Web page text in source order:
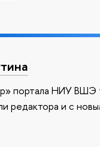
портала НИУ ВШЭ
редактора и с